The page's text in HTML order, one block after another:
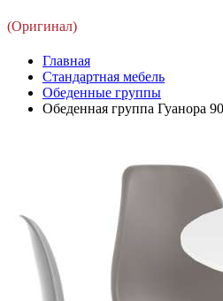
(Оригинал)
Главная
Стандартная мебель
Обеденные группы
Обеденная группа Гуанора